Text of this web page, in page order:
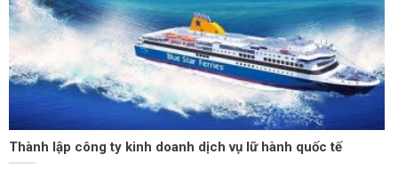
Thành lập công ty kinh doanh dịch vụ lữ hành quốc tế